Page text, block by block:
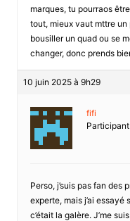
marques, tu pourraos
tout, mieux vaut mttre un
bousiller un quad ou se
changer, donc prends
10 juin 2025 à 9h29
fifi
Participant
Perso, j’suis pas fan des
experte, mais j’ai
c’était la galère. J’me